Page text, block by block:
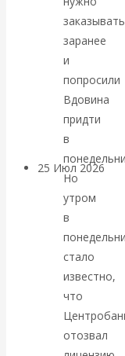
ВЕДЁТ
25 Июл 2026
Валентин
Может ли
Америка
заказывать
заранее
и
попросили
Вдовина
придти
в
Но
утром
в
стало
известно,
что
отозвал